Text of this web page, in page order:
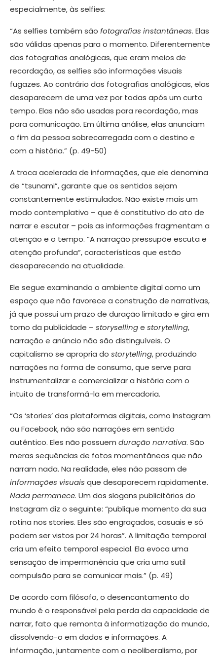
especialmente, às selfies:
“As selfies também são fotografias instantâneas. Elas
são válidas apenas para o momento. Diferentemente
das fotografias analógicas, que eram meios de
recordação, as selfies são informações visuais
fugazes. Ao contrário das fotografias analógicas, elas
desaparecem de uma vez por todas após um curto
tempo. Elas não são usadas para recordação, mas
para comunicação. Em última análise, elas anunciam
o fim da pessoa sobrecarregada com o destino e
com a história.” (p. 49-50)
A troca acelerada de informações, que ele denomina
de “tsunami”, garante que os sentidos sejam
constantemente estimulados. Não existe mais um
modo contemplativo – que é constitutivo do ato de
narrar e escutar – pois as informações fragmentam a
atenção e o tempo. “A narração pressupõe escuta e
atenção profunda”, características que estão
desaparecendo na atualidade.
Ele segue examinando o ambiente digital como um
espaço que não favorece a construção de narrativas,
já que possui um prazo de duração limitado e gira em
torno da publicidade – storysellinge storytelling,
narração e anúncio não são distinguíveis. O
capitalismo se apropria do storytelling, produzindo
narrações na forma de consumo, que serve para
instrumentalizar e comercializar a história com o
intuito de transformá-la em mercadoria.
“Os ‘stories’ das plataformas digitais, como Instagram
ou Facebook, não são narrações em sentido
autêntico. Eles não possuem duração narrativa. São
meras sequências de fotos momentâneas que não
narram nada. Na realidade, eles não passam de
informações visuais que desaparecem rapidamente.
Nada permanece. Um dos slogans publicitários do
Instagram diz o seguinte: “publique momento da sua
rotina nos stories. Eles são engraçados, casuais e só
podem ser vistos por 24 horas”. A limitação temporal
cria um efeito temporal especial. Ela evoca uma
sensação de impermanência que cria uma sutil
compulsão para se comunicar mais.” (p. 49)
De acordo com filósofo, o desencantamento do
mundo é o responsável pela perda da capacidade de
narrar, fato que remonta à informatização do mundo,
dissolvendo-o em dados e informações. A
informação, juntamente com o neoliberalismo, por